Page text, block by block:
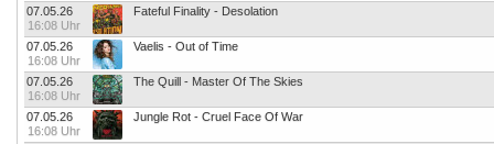
07.05.26
16:08 Uhr
Fateful Finality - Desolation
07.05.26
16:08 Uhr
Vaelis - Out of Time
07.05.26
16:08 Uhr
The Quill - Master Of The Skies
07.05.26
16:08 Uhr
Jungle Rot - Cruel Face Of War